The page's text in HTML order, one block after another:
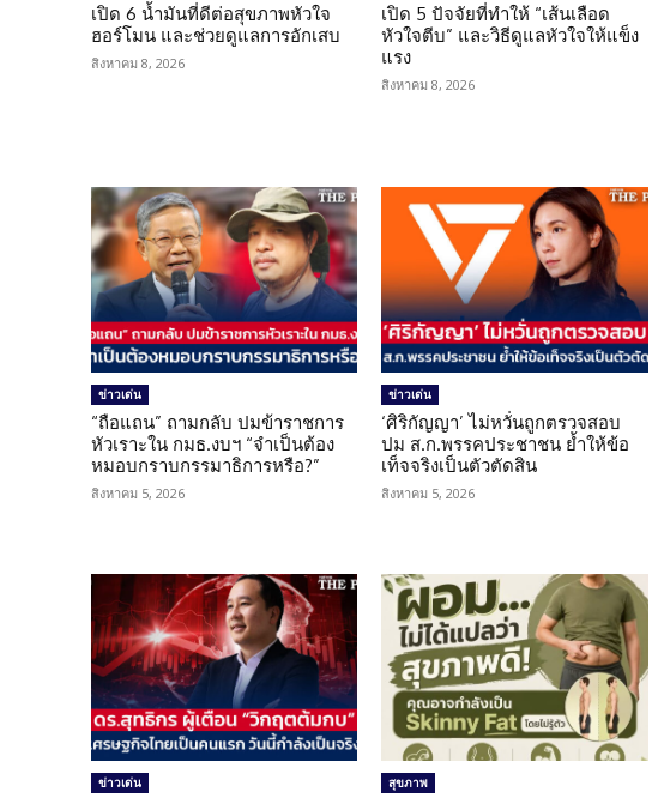
เปิด 6 น้ำมันที่ดีต่อสุขภาพหัวใจ
ฮอร์โมน และช่วยดูแลการอักเสบ
สิงหาคม 8, 2026
เปิด 5 ปัจจัยที่ทำให้ “เส้นเลือด
หัวใจตีบ” และวิธีดูแลหัวใจให้แข็ง
แรง
สิงหาคม 8, 2026
ข่าวเด่น
“ถือแถน” ถามกลับ ปมข้าราชการ
หัวเราะใน กมธ.งบฯ “จำเป็นต้อง
หมอบกราบกรรมาธิการหรือ?”
สิงหาคม 5, 2026
ข่าวเด่น
‘ศิริกัญญา’ ไม่หวั่นถูกตรวจสอบ
ปม ส.ก.พรรคประชาชน ย้ำให้ข้อ
เท็จจริงเป็นตัวตัดสิน
สิงหาคม 5, 2026
ข่าวเด่น สุขภาพ